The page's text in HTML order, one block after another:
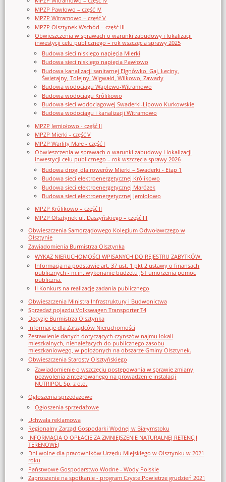
MPZP Pawłowo – część IV
MPZP Witramowo – część V
MPZP Olsztynek Wschód – część III
Obwieszczenia w sprawach o warunki zabudowy i lokalizacji
inwestycji celu publicznego – rok wszczęcia sprawy 2025
Budowa sieci niskiego napięcia Mierki
Budowa sieci niskiego napięcia Pawłowo
Budowa kanalizacji sanitarnej Elgnówko, Gaj, Łęciny,
Świętajny, Tolejny, Wigwałd, Wilkowo, Zawady
Budowa wodociągu Waplewo-Witramowo
Budowa wodociągu Królikowo
Budowa sieci wodociągowej Swaderki-Lipowo Kurkowskie
Budowa wodociągu i kanalizacji Witramowo
MPZP Jemiołowo - część II
MPZP Mierki - część V
MPZP Warlity Małe - część I
Obwieszczenia w sprawach o warunki zabudowy i lokalizacji
inwestycji celu publicznego – rok wszczęcia sprawy 2026
Budowa drogi dla rowerów Mierki – Swaderki - Etap 1
Budowa sieci elektroenergetycznej Królikowo
Budowa sieci elektroenergetycznej Marózek
Budowa sieci elektroenergetycznej Jemiołowo
MPZP Królikowo – część II
MPZP Olsztynek ul. Daszyńskiego – część III
Obwieszczenia Samorządowego Kolegium Odwoławczego w
Olsztynie
Zawiadomienia Burmistrza Olsztynka
WYKAZ NIERUCHOMOŚCI WPISANYCH DO REJESTRU ZABYTKÓW.
Informacja na podstawie art. 37 ust. 1 pkt 2 ustawy o finansach
publicznych - m.in. wykonanie budżetu JST umorzenia pomoc
publiczna.
II Konkurs na realizację zadania publicznego
Obwieszczenia Ministra Infrastruktury i Budwonictwa
Sprzedaż pojazdu Volkswagen Transporter T4
Decyzje Burmistrza Olsztynka
Informacje dla Zarządców Nieruchomości
Zestawienie danych dotyczących czynszów najmu lokali
mieszkalnych, nienależących do publicznego zasobu
mieszkaniowego, w położonych na obszarze Gminy Olsztynek.
Obwieszczenia Starosty Olsztyńskiego
Zawiadomienie o wszczęciu postępowania w sprawie zmiany
pozwolenia zintegrowanego na prowadzenie instalacji
NUTRIPOL Sp. z o.o.
Ogłoszenia sprzedażowe
Ogłoszenia sprzedażowe
Uchwała reklamowa
Regionalny Zarząd Gospodarki Wodnej w Białymstoku
INFORMACJA O OPŁACIE ZA ZMNIEJSZENIE NATURALNEJ RETENCJI
TERENOWEJ
Dni wolne dla pracowników Urzędu Miejskiego w Olsztynku w 2021
roku
Państwowe Gospodarstwo Wodne - Wody Polskie
Zaproszenie na spotkanie - program Czyste Powietrze grudzień 2021